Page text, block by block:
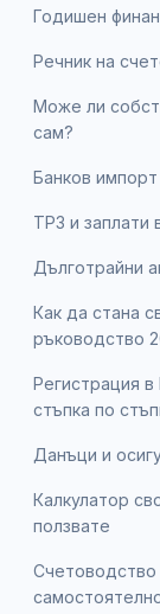
Годишен
Речник на
Може ли
сам?
Банков
ТРЗ и
Дълготрайни
Как да стана
ръководство
Регистрация
стъпка по
Данъци и
Калкулатор
ползвате